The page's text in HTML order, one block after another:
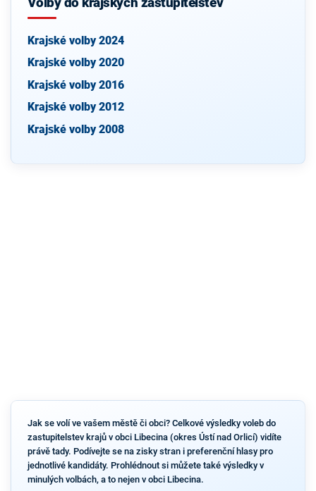
Krajské volby 2024
Krajské volby 2020
Krajské volby 2016
Krajské volby 2012
Krajské volby 2008
Jak se volí ve vašem městě či obci? Celkové výsledky voleb do
zastupitelstev krajů v obci Libecina (okres Ústí nad Orlicí) vidíte
právě tady. Podívejte se na zisky stran i preferenční hlasy pro
jednotlivé kandidáty. Prohlédnout si můžete také výsledky v
minulých volbách, a to nejen v obci Libecina.